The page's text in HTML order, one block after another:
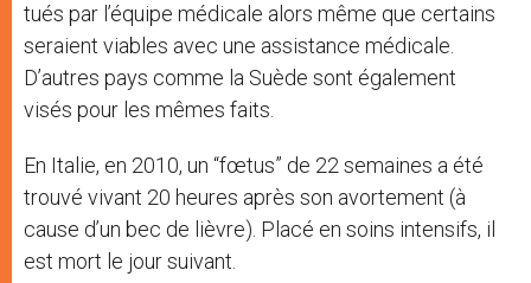
tués par l’équipe médicale alors même que certains
seraient viables avec une assistance médicale.
D’autres pays comme la Suède sont également
visés pour les mêmes faits.
En Italie, en 2010, un “fœtus” de 22 semaines a été
trouvé vivant 20 heures après son avortement (à
cause d’un bec de lièvre). Placé en soins intensifs, il
est mort le jour suivant.